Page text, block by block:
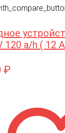
120 a/h ( 12
₽